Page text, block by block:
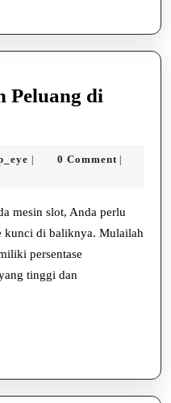
Peluang di
sharp_eye
| 0 Comment |
mesin slot, Anda perlu
kunci di baliknya. Mulailah
persentase
tinggi dan